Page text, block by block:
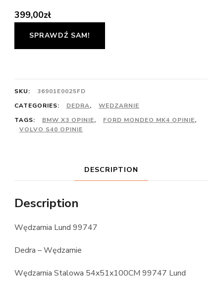
399,00zł
SPRAWDŹ SAM!
SKU:
36901E0025FD
CATEGORIES:
DEDRA,
WĘDZARNIE
TAGS:
BMW X3 OPINIE, FORD MONDEO MK4 OPINIE,
VOLVO S40 OPINIE
DESCRIPTION
Description
Wędzarnia Lund 99747
Dedra – Wędzarnie
Wędzarnia Stalowa 54x51x100CM 99747 Lund